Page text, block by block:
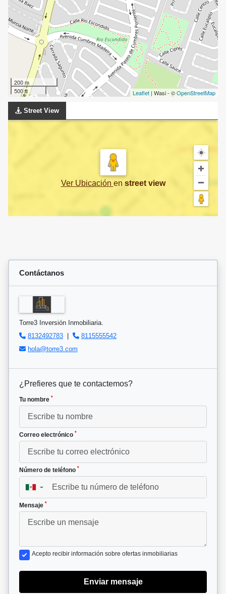
200 m
500 ft
Leaflet | Wasi - ©OpenStreetMap
Street View
Ver Ubicación en street view
Contáctanos
Torre3 Inversión Inmobiliaria.
8132492783 |
8115555542
hola@torre3.com
¿Prefieres que te contactemos?
Tu nombre *
Correo electrónico *
Número de teléfono *
▼
Mensaje *
Acepto recibir información sobre ofertas inmobiliarias
Enviar mensaje